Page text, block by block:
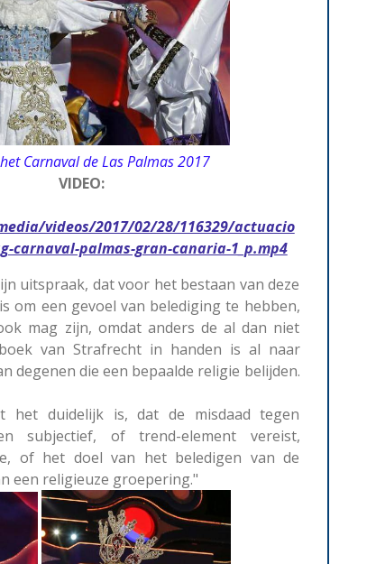
Carnaval de Las Palmas 2017
videos/2017/02/28/116329/actuacio
carnaval-palmas-gran-canaria-1_p.mp4
uitspraak, dat voor het bestaan van deze
om een gevoel van belediging te hebben,
mag zijn, omdat anders de al dan niet
van Strafrecht in handen is al naar
degenen die een bepaalde religie belijden.
het duidelijk is, dat de misdaad tegen
subjectief, of trend-element vereist,
of het doel van het beledigen van de
een religieuze groepering."